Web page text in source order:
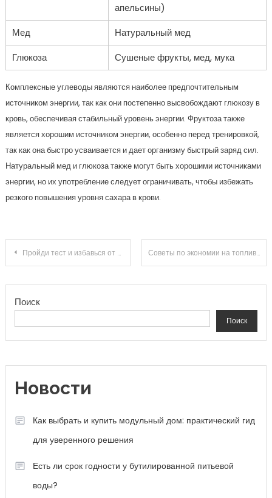
апельсины)
Мед
Натуральный мед
Глюкоза
Сушеные фрукты, мед, мука
Комплексные углеводы являются наиболее предпочтительным
источником энергии, так как они постепенно высвобождают глюкозу в
кровь, обеспечивая стабильный уровень энергии. Фруктоза также
является хорошим источником энергии, особенно перед тренировкой,
так как она быстро усваивается и дает организму быстрый заряд сил.
Натуральный мед и глюкоза также могут быть хорошими источниками
энергии, но их употребление следует ограничивать, чтобы избежать
резкого повышения уровня сахара в крови.
Навигация по записям
Пройди тест и избавься от славянской нечисти Советы по экономии на топливе
Поиск
Поиск
Новости
Как выбрать и купить модульный дом: практический гид
для уверенного решения
Есть ли срок годности у бутилированной питьевой
воды?